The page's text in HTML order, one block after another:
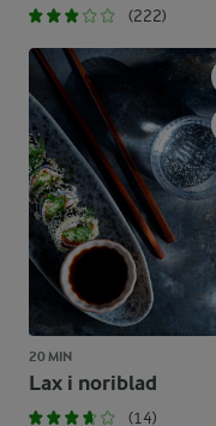
(222)
20 MIN
Lax i noriblad
(14)